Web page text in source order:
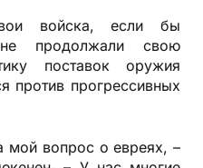
войска, если бы
продолжали свою
поставок оружия
прогрессивных
мой вопрос о евреях, –